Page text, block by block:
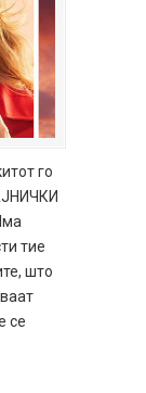
го
тие
што
се